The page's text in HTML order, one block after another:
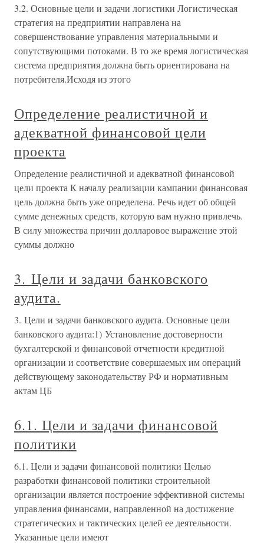
3.2. Основные цели и задачи логистики Логистическая
стратегия на предприятии направлена на
совершенствование управления материальными и
сопутствующими потоками. В то же время логистическая
система предприятия должна быть ориентирована на
потребителя.Исходя из этого
Определение реалистичной и
адекватной финансовой цели
проекта
Определение реалистичной и адекватной финансовой
цели проекта К началу реализации кампании финансовая
цель должна быть уже определена. Речь идет об общей
сумме денежных средств, которую вам нужно привлечь.
В силу множества причин долларовое выражение этой
суммы должно
3. Цели и задачи банковского
аудита.
3. Цели и задачи банковского аудита. Основные цели
банковского аудита:1) Установление достоверности
бухгалтерской и финансовой отчетности кредитной
организации и соответствие совершаемых им операций
действующему законодательству РФ и нормативным
актам ЦБ
6.1. Цели и задачи финансовой
политики
6.1. Цели и задачи финансовой политики Целью
разработки финансовой политики строительной
организации является построение эффективной системы
управления финансами, направленной на достижение
стратегических и тактических целей ее деятельности.
Указанные цели имеют